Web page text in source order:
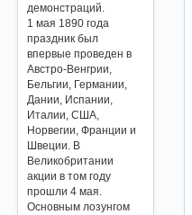
демонстраций.
1 мая 1890 года
праздник был
впервые проведен в
Австро-Венгрии,
Бельгии, Германии,
Дании, Испании,
Италии, США,
Норвегии, Франции и
Швеции. В
Великобритании
акции в том году
прошли 4 мая.
Основным лозунгом